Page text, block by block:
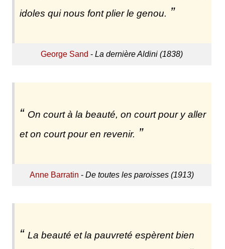
idoles qui nous font plier le genou.
George Sand - La dernière Aldini (1838)
On court à la beauté, on court pour y aller
et on court pour en revenir.
Anne Barratin - De toutes les paroisses (1913)
La beauté et la pauvreté espèrent bien